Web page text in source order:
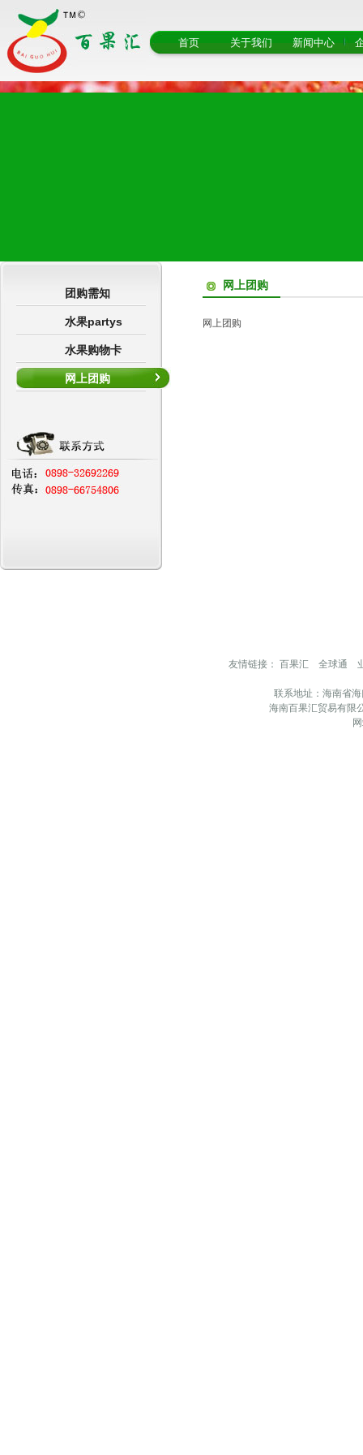
首页 关于我们 新闻中心
网上团购
网上团购
团购需知
水果partys
水果购物卡
网上团购
友情链接： 百果汇 全球通
联系地址：海南省
海南百果汇贸易有限